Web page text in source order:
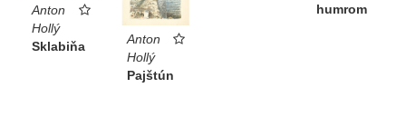
humrom
Anton
Hollý
Pajštún
Anton
Hollý
Sklabiňa